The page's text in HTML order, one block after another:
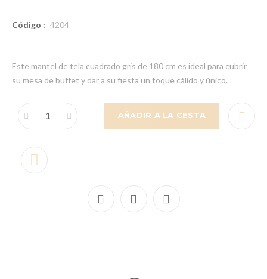
Código : 4204
Este mantel de tela cuadrado gris de 180 cm es ideal para cubrir
su mesa de buffet y dar a su fiesta un toque cálido y único.
AÑADIR A LA CESTA